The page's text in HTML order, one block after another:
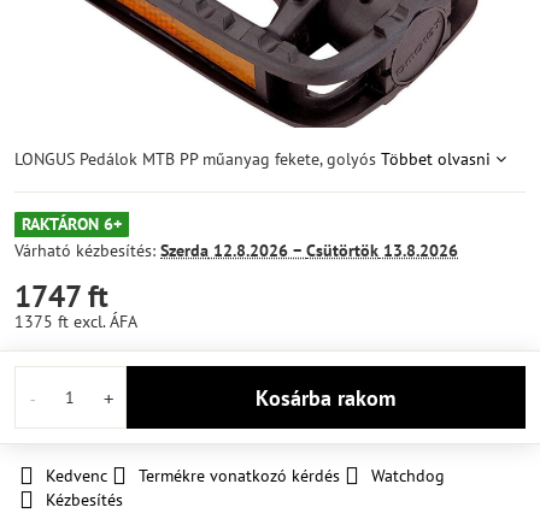
LONGUS Pedálok MTB PP műanyag fekete, golyós Többet olvasni
RAKTÁRON 6+
Várható kézbesítés: Szerda 12.8.2026 − Csütörtök 13.8.2026
1747 ft
1375 ft excl. ÁFA
Kosárba rakom
Kedvenc Termékre vonatkozó kérdés
Watchdog
Kézbesítés